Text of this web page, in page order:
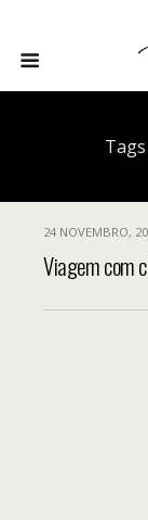
24 NOVEMBRO,
Viagem com